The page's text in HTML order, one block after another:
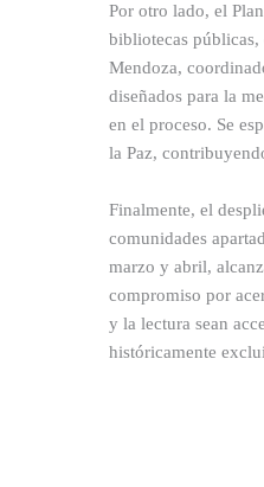
Por otro lado, el
bibliotecas
Mendoza,
diseñados para la
en el proceso. Se
la Paz,
Finalmente, el
comunidades
marzo y abril,
compromiso por
y la lectura sean
históricamente